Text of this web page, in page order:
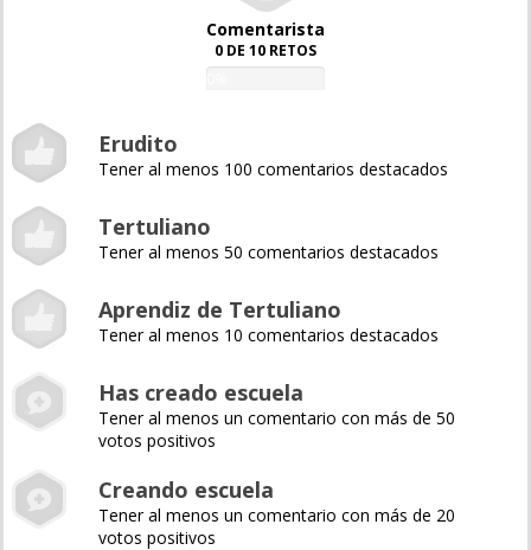
Comentarista
0 DE 10 RETOS
Erudito
Tener al menos 100 comentarios destacados
Tertuliano
Tener al menos 50 comentarios destacados
Aprendiz de Tertuliano
Tener al menos 10 comentarios destacados
Has creado escuela
Tener al menos un comentario con más de 50
votos positivos
Creando escuela
Tener al menos un comentario con más de 20
votos positivos